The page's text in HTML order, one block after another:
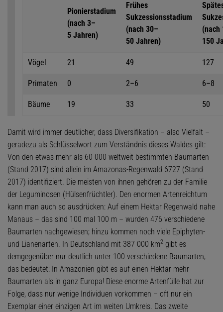
Pionierstadium
(nach 3–
5 Jahren)
Frühes
Sukzessionsstadium
(nach 30–
50 Jahren)
(nach
150
Vögel 21 49 127
Primaten 0 2–6 6–8
Bäume 19 33 50
Damit wird immer deutlicher, dass Diversifikation – also Vielfalt –
geradezu als Schlüsselwort zum Verständnis dieses Waldes gilt:
Von den etwas mehr als 60 000 weltweit bestimmten Baumarten
(Stand 2017) sind allein im Amazonas-Regenwald 6727 (Stand
2017) identifiziert. Die meisten von ihnen gehören zu der Familie
der Leguminosen (Hülsenfrüchtler). Den enormen Artenreichtum
kann man auch so ausdrücken: Auf einem Hektar Regenwald nahe
Manaus – das sind 100 mal 100 m – wurden 476 verschiedene
Baumarten nachgewiesen; hinzu kommen noch viele Epiphyten-
und Lianenarten. In Deutschland mit 387 000 km2 gibt es
demgegenüber nur deutlich unter 100 verschiedene Baumarten,
das bedeutet: In Amazonien gibt es auf einen Hektar mehr
Baumarten als in ganz Europa! Diese enorme Artenfülle hat zur
Folge, dass nur wenige Individuen vorkommen – oft nur ein
Exemplar einer einzigen Art im weiten Umkreis. Das zweite